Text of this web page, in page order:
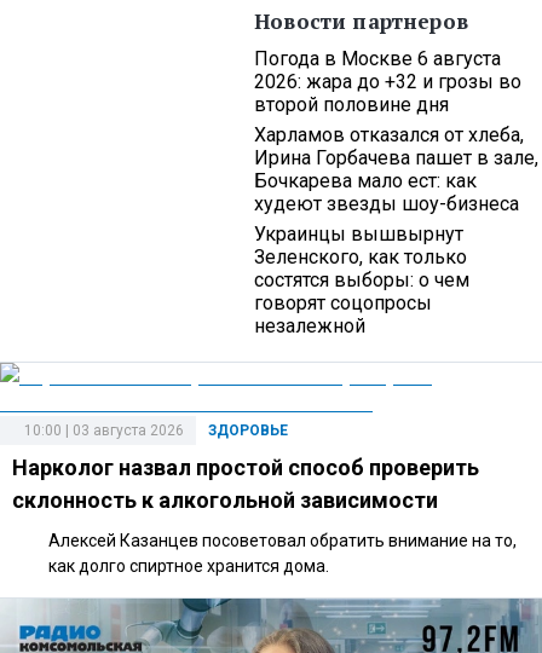
Новости партнеров
Погода в Москве 6 августа
2026: жара до +32 и грозы во
второй половине дня
Харламов отказался от хлеба,
Ирина Горбачева пашет в зале,
Бочкарева мало ест: как
худеют звезды шоу-бизнеса
Украинцы вышвырнут
Зеленского, как только
состятся выборы: о чем
говорят соцопросы
незалежной
ЗДОРОВЬЕ
10:00 | 03 августа 2026
Нарколог назвал простой способ проверить
склонность к алкогольной зависимости
Алексей Казанцев посоветовал обратить внимание на то,
как долго спиртное хранится дома.